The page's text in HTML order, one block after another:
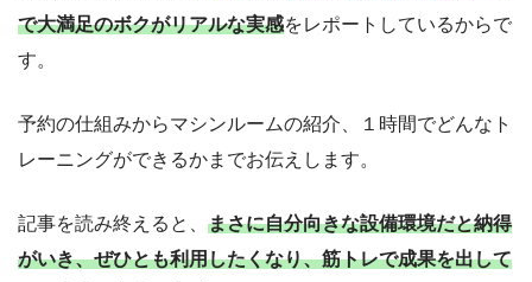
で大満足のボクがリアルな実感をレポートしているからで
す。
予約の仕組みからマシンルームの紹介、１時間でどんなト
レーニングができるかまでお伝えします。
記事を読み終えると、 まさに自分向きな設備環境だと納得
がいき、ぜひとも利用したくなり、筋トレで成果を出して